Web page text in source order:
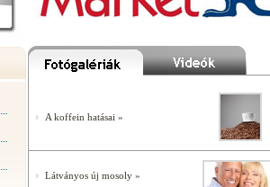
A koffein hatásai »
Látványos új mosoly »